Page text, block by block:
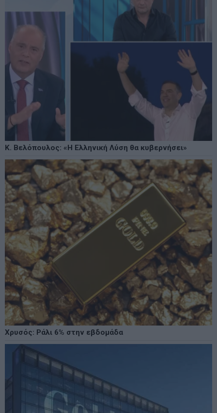
Κ. Βελόπουλος: «Η Ελληνική Λύση θα κυβερνήσει»
Χρυσός: Ράλι 6% στην εβδομάδα